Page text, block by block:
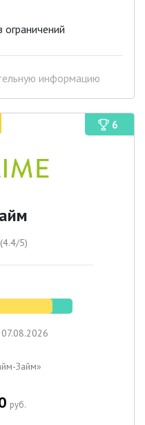
информацию
6
(4.4/5)
Займ»
руб.